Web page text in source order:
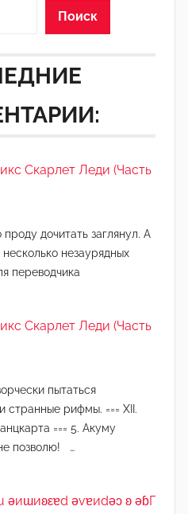
Поиск
Скарлет Леди (Часть
проду дочитать заглянул. А
незаурядных
переводчика
Скарлет Леди (Часть
пытаться
странные рифмы. === XII.
=== 5. Акуму
позволю! …
ǝиɯиʚεɐd ǝvɐиdǝɔ ʚ ǝɓГ